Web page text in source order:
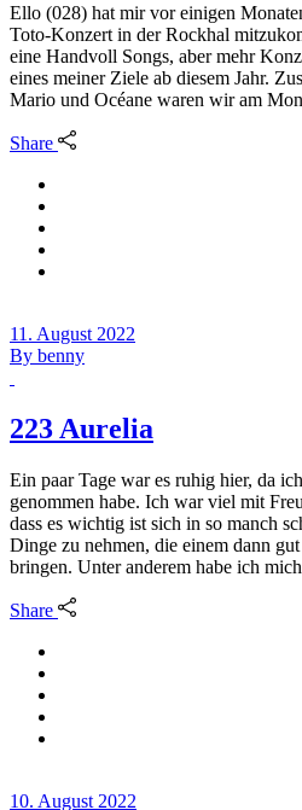
Ello (028) hat mir vor einigen
Toto-Konzert in der Rockhal
eine Handvoll Songs, aber mehr
eines meiner Ziele ab diesem Jahr.
Mario und Océane waren wir am
Share
11. August 2022
By benny
223 Aurelia
Ein paar Tage war es ruhig hier, da
genommen habe. Ich war viel mit
dass es wichtig ist sich in so manch
Dinge zu nehmen, die einem dann
bringen. Unter anderem habe ich
Share
10. August 2022